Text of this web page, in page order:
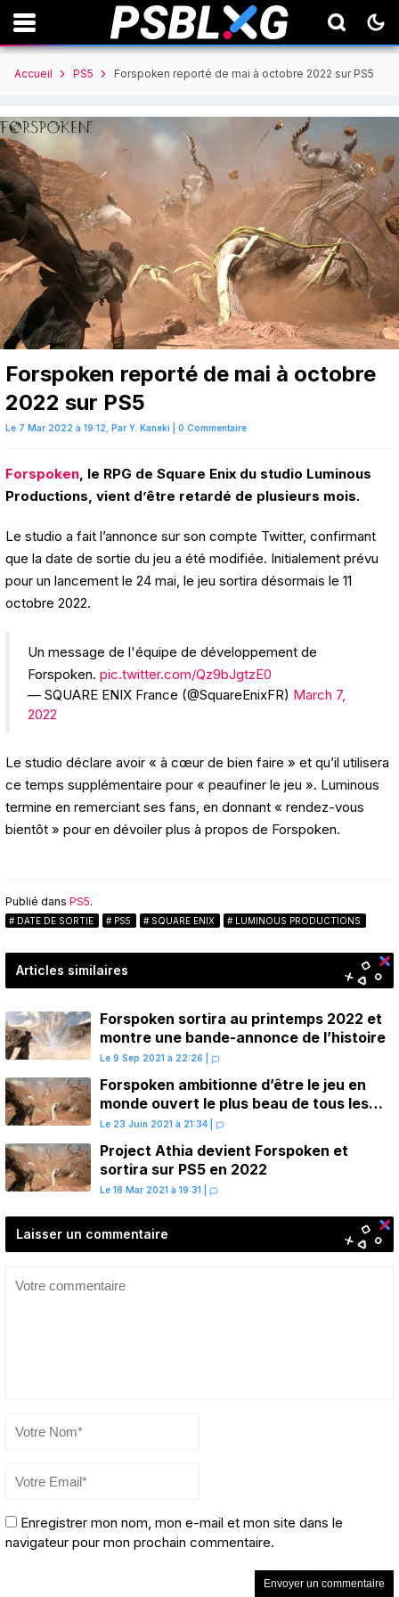
Accueil PS5 Forspoken reporté de mai à octobre 2022 sur PS5
Forspoken reporté de mai à octobre
2022 sur PS5
Le 7 Mar 2022 à 19:12, Par Y. Kaneki 0 Commentaire
Forspoken, le RPG de Square Enix du studio Luminous
Productions, vient d’être retardé de plusieurs mois.
Le studio a fait l’annonce sur son compte Twitter, confirmant
que la date de sortie du jeu a été modifiée. Initialement prévu
pour un lancement le 24 mai, le jeu sortira désormais le 11
octobre 2022.
Un message de l'équipe de développement de
Forspoken. pic.twitter.com/Qz9bJgtzE0
— SQUARE ENIX France (@SquareEnixFR) March 7,
2022
Le studio déclare avoir « à cœur de bien faire » et qu’il utilisera
ce temps supplémentaire pour « peaufiner le jeu ». Luminous
termine en remerciant ses fans, en donnant « rendez-vous
bientôt » pour en dévoiler plus à propos de Forspoken.
Publié dans PS5.
DATE DE SORTIE PS5 SQUARE ENIX LUMINOUS PRODUCTIONS
Articles similaires
Forspoken sortira au printemps 2022 et
montre une bande-annonce de l’histoire
Le 9 Sep 2021 à 22:26
Forspoken ambitionne d’être le jeu en
monde ouvert le plus beau de tous les
temps
Le 23 Juin 2021 à 21:34
Project Athia devient Forspoken et
sortira sur PS5 en 2022
Le 18 Mar 2021 à 19:31
Laisser un commentaire
Enregistrer mon nom, mon e-mail et mon site dans le
navigateur pour mon prochain commentaire.